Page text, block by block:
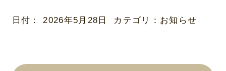
日付： 2026年5月28日 カテゴリ： お知らせ